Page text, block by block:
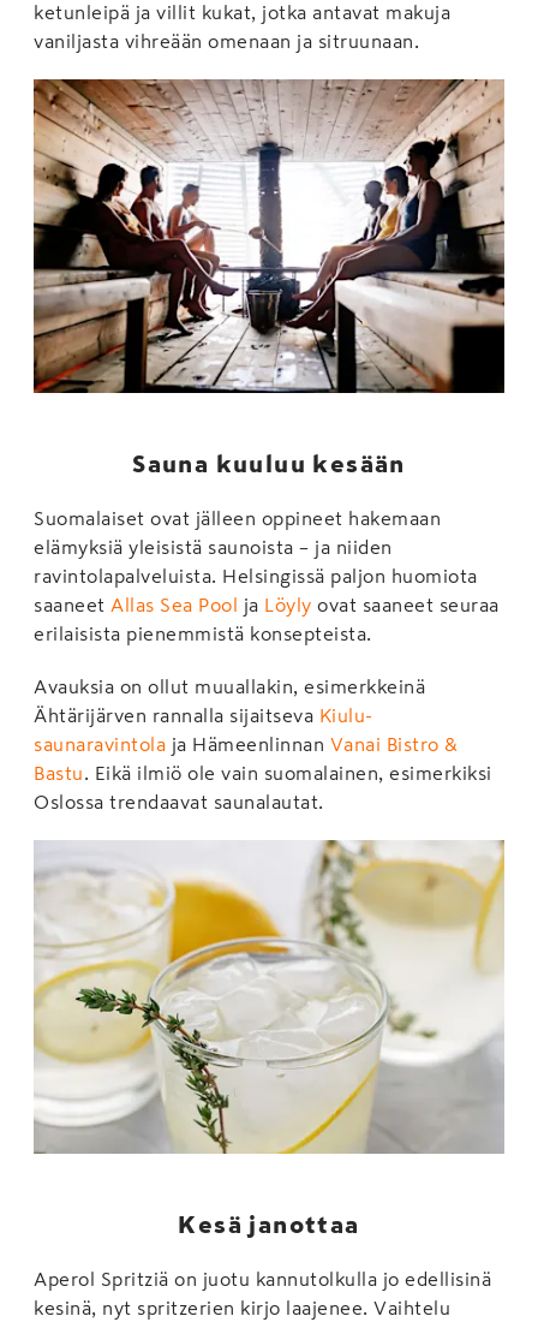
ketunleipä ja villit kukat, jotka antavat makuja
vaniljasta vihreään omenaan ja sitruunaan.
Sauna kuuluu kesään
Suomalaiset ovat jälleen oppineet hakemaan
elämyksiä yleisistä saunoista – ja niiden
ravintolapalveluista. Helsingissä paljon huomiota
saaneet Allas Sea Pool ja Löyly ovat saaneet seuraa
erilaisista pienemmistä konsepteista.
Avauksia on ollut muuallakin, esimerkkeinä
Ähtärijärven rannalla sijaitseva Kiulu-
saunaravintola ja Hämeenlinnan Vanai Bistro &
Bastu . Eikä ilmiö ole vain suomalainen, esimerkiksi
Oslossa trendaavat saunalautat.
Kesä janottaa
Aperol Spritziä on juotu kannutolkulla jo edellisinä
kesinä, nyt spritzerien kirjo laajenee. Vaihtelu